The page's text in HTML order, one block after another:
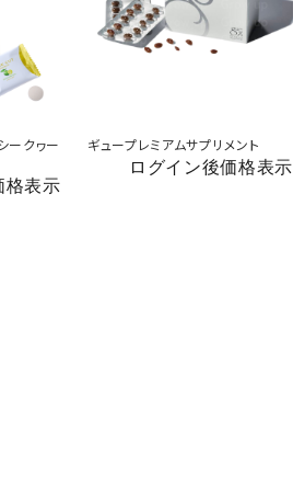
ークヮー
格表示
ギュープレミアムサプリメント
ログイン後価格表示